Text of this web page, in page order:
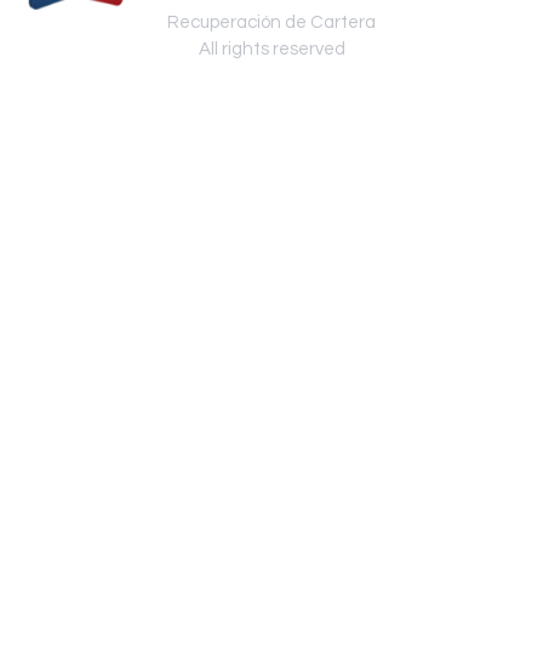
Recuperación de Cartera
All rights reserved